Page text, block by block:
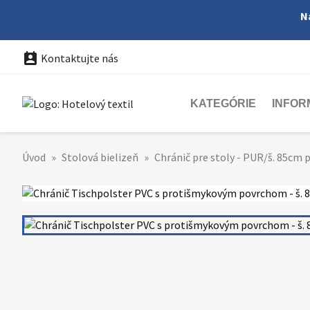
 Kontaktujte nás
KATEGÓRIE
Úvod Stolová bielizeň Chránič pre stoly - PUR/š. 85cm